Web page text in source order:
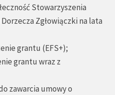
Stowarzyszenia
Zgłowiączki na lata
grantu (EFS+);
grantu wraz z
zawarcia umowy o